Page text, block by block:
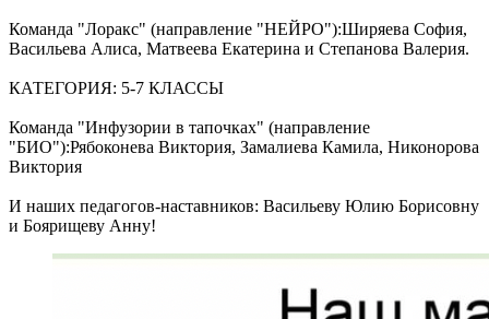
Команда "Лоракс" (направление "НЕЙРО"):Ширяева София,
Васильева Алиса, Матвеева Екатерина и Степанова Валерия.
КАТЕГОРИЯ: 5-7 КЛАССЫ
Команда "Инфузории в тапочках" (направление
"БИО"):Рябоконева Виктория, Замалиева Камила, Никонорова
Виктория
И наших педагогов-наставников: Васильеву Юлию Борисовну
и Боярищеву Анну!